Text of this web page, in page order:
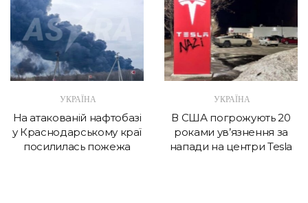
УКРАЇНА
На атакованій нафтобазі
у Краснодарському краї
посилилась пожежа
УКРАЇНА
В США погрожують 20
роками ув’язнення за
напади на центри Tesla